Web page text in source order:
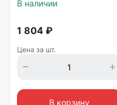
В наличии
1 804 ₽
Цена за шт.
В корзину